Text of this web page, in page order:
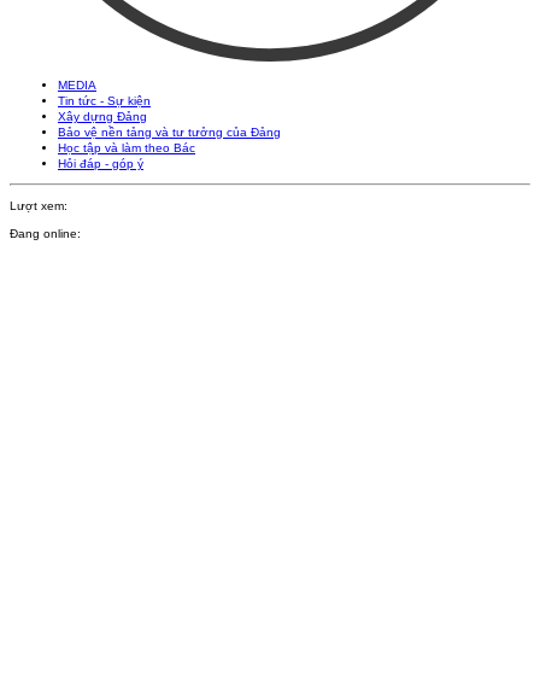
MEDIA
Tin tức - Sự kiện
Xây dựng Đảng
Bảo vệ nền tảng và tư tưởng của Đảng
Học tập và làm theo Bác
Hỏi đáp - góp ý
Lượt xem:
Đang online: